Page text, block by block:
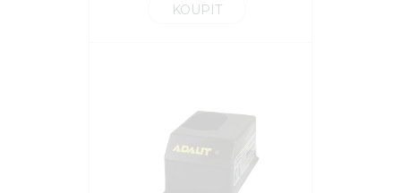
KOUPIT